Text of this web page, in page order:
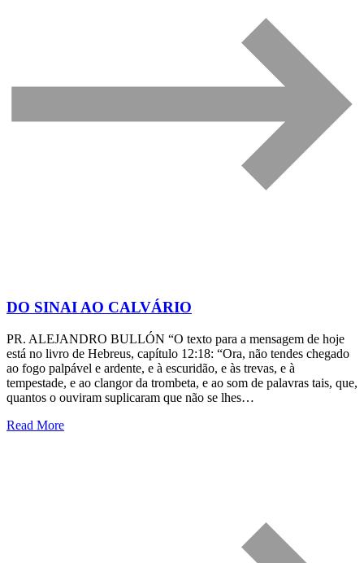
DO SINAI AO CALVÁRIO
PR. ALEJANDRO BULLÓN “O texto para a mensagem de hoje
está no livro de Hebreus, capítulo 12:18: “Ora, não tendes chegado
ao fogo palpável e ardente, e à escuridão, e às trevas, e à
tempestade, e ao clangor da trombeta, e ao som de palavras tais, que,
quantos o ouviram suplicaram que não se lhes…
Read More